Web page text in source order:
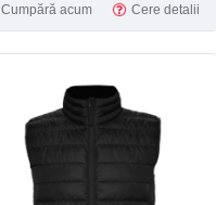
Cumpără acum Cere detalii